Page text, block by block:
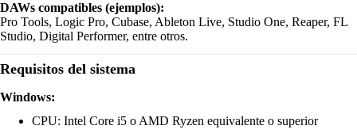
DAWs compatibles (ejemplos):
Pro Tools, Logic Pro, Cubase, Ableton Live, Studio One, Reaper, FL
Studio, Digital Performer, entre otros.
Requisitos del sistema
Windows:
CPU: Intel Core i5 o AMD Ryzen equivalente o superior